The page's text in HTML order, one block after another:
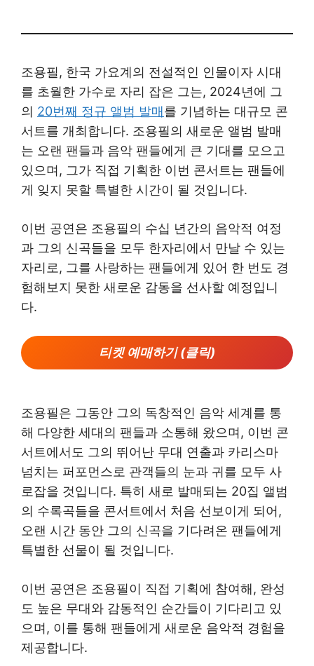
조용필, 한국 가요계의 전설적인 인물이자 시대
를 초월한 가수로 자리 잡은 그는, 2024년에 그
의 20번째 정규 앨범 발매를 기념하는 대규모 콘
서트를 개최합니다. 조용필의 새로운 앨범 발매
는 오랜 팬들과 음악 팬들에게 큰 기대를 모으고
있으며, 그가 직접 기획한 이번 콘서트는 팬들에
게 잊지 못할 특별한 시간이 될 것입니다.
이번 공연은 조용필의 수십 년간의 음악적 여정
과 그의 신곡들을 모두 한자리에서 만날 수 있는
자리로, 그를 사랑하는 팬들에게 있어 한 번도 경
험해보지 못한 새로운 감동을 선사할 예정입니
다.
티켓 예매하기 (클릭)
조용필은 그동안 그의 독창적인 음악 세계를 통
해 다양한 세대의 팬들과 소통해 왔으며, 이번 콘
서트에서도 그의 뛰어난 무대 연출과 카리스마
넘치는 퍼포먼스로 관객들의 눈과 귀를 모두 사
로잡을 것입니다. 특히 새로 발매되는 20집 앨범
의 수록곡들을 콘서트에서 처음 선보이게 되어,
오랜 시간 동안 그의 신곡을 기다려온 팬들에게
특별한 선물이 될 것입니다.
이번 공연은 조용필이 직접 기획에 참여해, 완성
도 높은 무대와 감동적인 순간들이 기다리고 있
으며, 이를 통해 팬들에게 새로운 음악적 경험을
제공합니다.